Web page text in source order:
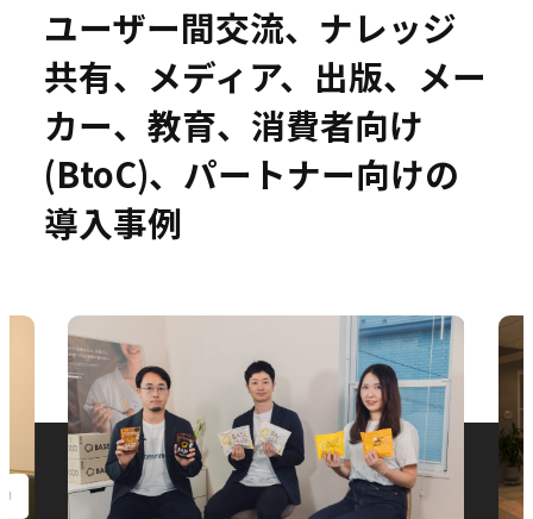
事例
セミナー
お問い合わせ
ユーザー間交流、ナレッジ
共有、メディア、出版、メー
カー、教育、消費者向け
(BtoC)、パートナー向けの
導入事例